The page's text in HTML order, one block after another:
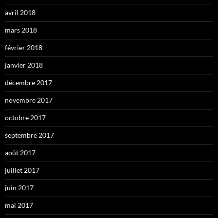
avril 2018
mars 2018
février 2018
janvier 2018
décembre 2017
novembre 2017
octobre 2017
septembre 2017
août 2017
juillet 2017
juin 2017
mai 2017